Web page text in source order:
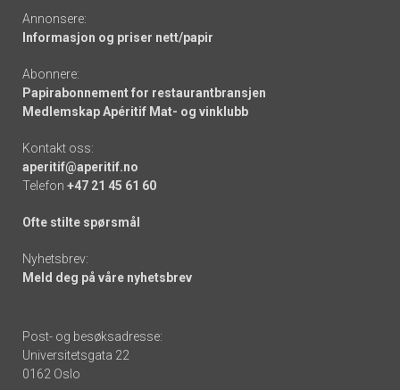
Annonsere:
Informasjon og priser nett/papir
Abonnere:
Papirabonnement for restaurantbransjen
Medlemskap Apéritif Mat- og vinklubb
Kontakt oss:
aperitif@aperitif.no
Telefon +47 21 45 61 60
Ofte stilte spørsmål
Nyhetsbrev:
Meld deg på våre nyhetsbrev
Post- og besøksadresse:
Universitetsgata 22
0162 Oslo